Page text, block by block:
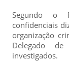
Segundo o
confidenciais
organização
Delegado
investigados.